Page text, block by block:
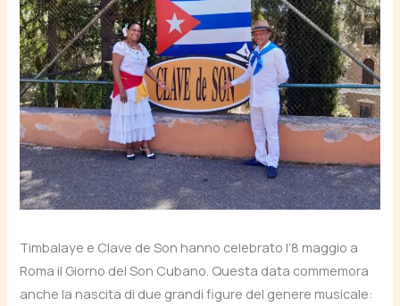
Timbalaye e Clave de Son hanno celebrato l’8 maggio a
Roma il Giorno del Son Cubano. Questa data commemora
anche la nascita di due grandi figure del genere musicale: